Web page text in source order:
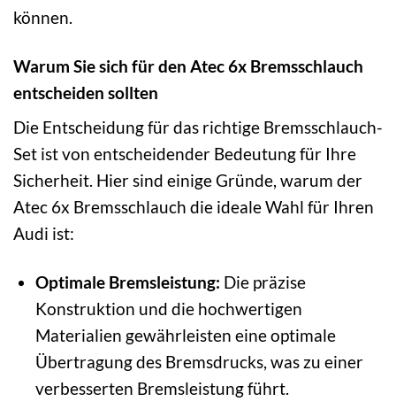
können.
Warum Sie sich für den Atec 6x Bremsschlauch
entscheiden sollten
Die Entscheidung für das richtige Bremsschlauch-
Set ist von entscheidender Bedeutung für Ihre
Sicherheit. Hier sind einige Gründe, warum der
Atec 6x Bremsschlauch die ideale Wahl für Ihren
Audi ist:
Optimale Bremsleistung: Die präzise
Konstruktion und die hochwertigen
Materialien gewährleisten eine optimale
Übertragung des Bremsdrucks, was zu einer
verbesserten Bremsleistung führt.